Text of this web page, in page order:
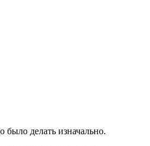
было делать изначально.